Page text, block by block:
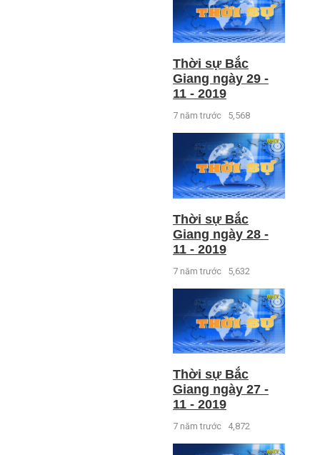
Thời sự Bắc
Giang ngày 29 -
11 - 2019
7 năm trước 5,568
Thời sự Bắc
Giang ngày 28 -
11 - 2019
7 năm trước 5,632
Thời sự Bắc
Giang ngày 27 -
11 - 2019
7 năm trước 4,872